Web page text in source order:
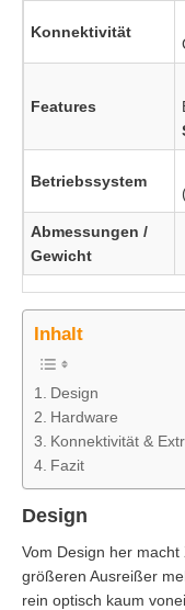
Konnektivität
Features
Betriebssystem
Abmessungen /
Gewicht
Inhalt
Design
Hardware
Konnektivität &
Fazit
Design
Vom Design her
größeren Ausreißer
rein optisch kaum